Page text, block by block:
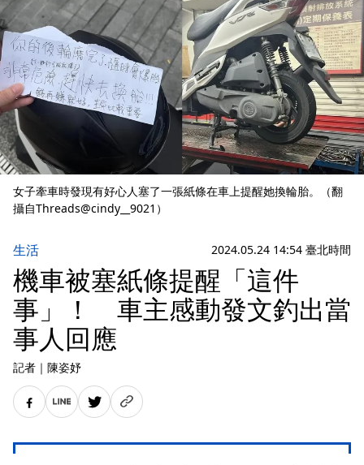
女子牽車時發現有好心人塞了一張紙條在車上提醒她換輪胎。（翻
攝自Threads@cindy__9021）
生活 2024.05.24 14:54 臺北時間
機車被塞紙條提醒「這件
事」！ 車主感動發文釣出當
事人回應
記者 ｜ 陳姿妤